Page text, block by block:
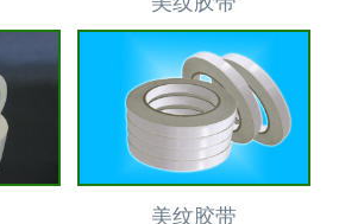
美纹胶带